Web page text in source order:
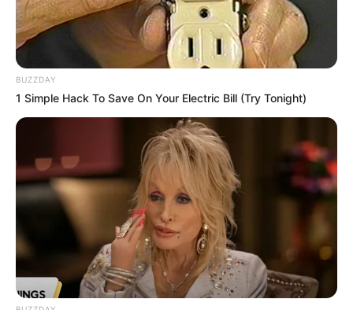
BUZZDAY
1 Simple Hack To Save On Your Electric Bill (Try Tonight)